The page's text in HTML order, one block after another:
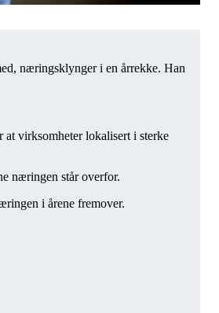
næringsklynger i en årrekke. Han
at virksomheter lokalisert i sterke
næringen står overfor.
i årene fremover.